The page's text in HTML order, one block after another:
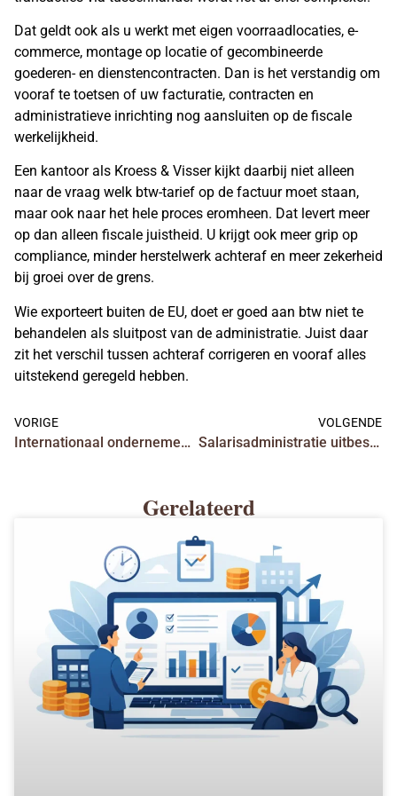
Dat geldt ook als u werkt met eigen voorraadlocaties, e-
commerce, montage op locatie of gecombineerde
goederen- en dienstencontracten. Dan is het verstandig om
vooraf te toetsen of uw facturatie, contracten en
administratieve inrichting nog aansluiten op de fiscale
werkelijkheid.
Een kantoor als Kroess & Visser kijkt daarbij niet alleen
naar de vraag welk btw-tarief op de factuur moet staan,
maar ook naar het hele proces eromheen. Dat levert meer
op dan alleen fiscale juistheid. U krijgt ook meer grip op
compliance, minder herstelwerk achteraf en meer zekerheid
bij groei over de grens.
Wie exporteert buiten de EU, doet er goed aan btw niet te
behandelen als sluitpost van de administratie. Juist daar
zit het verschil tussen achteraf corrigeren en vooraf alles
uitstekend geregeld hebben.
VORIGE
Internationaal ondernemen: belastingregels helder
VOLGENDE
Salarisadministratie uitbesteden mkb: slim?
Gerelateerd